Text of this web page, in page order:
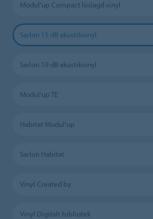
Modul'up Compact löslagd vinyl
Sarlon 15 dB akustikvinyl
Sarlon 19 dB akustikvinyl
Modul'up TE
Habitat Modul'up
Sarlon Habitat
Vinyl Created by
Vinyl Digitalt bibliotek